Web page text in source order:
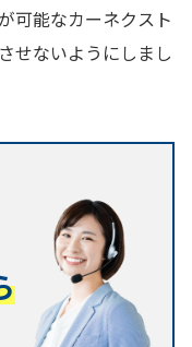
可能なカーネクスト
せないようにしまし